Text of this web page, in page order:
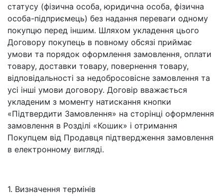
статусу (фізична особа, юридична особа, фізична
особа-підприємець) без надання переваги одному
покупцю перед іншим. Шляхом укладення цього
Договору покупець в повному обсязі приймає
умови та порядок оформлення замовлення, оплати
товару, доставки товару, повернення товару,
відповідальності за недобросовісне замовлення та
усі інші умови договору. Договір вважається
укладеним з моменту натискання кнопки
«Підтвердити Замовлення» на сторінці оформлення
замовлення в Розділі «Кошик» і отримання
Покупцем від Продавця підтвердження замовлення
в електронному вигляді.
1. Визначення термінів